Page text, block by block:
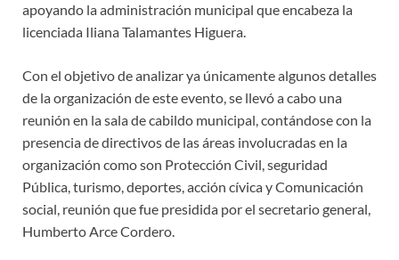
apoyando la administración municipal que encabeza la
licenciada Iliana Talamantes Higuera.
Con el objetivo de analizar ya únicamente algunos detalles
de la organización de este evento, se llevó a cabo una
reunión en la sala de cabildo municipal, contándose con la
presencia de directivos de las áreas involucradas en la
organización como son Protección Civil, seguridad
Pública, turismo, deportes, acción cívica y Comunicación
social, reunión que fue presidida por el secretario general,
Humberto Arce Cordero.